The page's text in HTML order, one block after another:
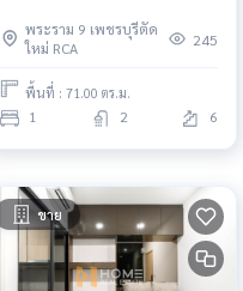
SALE), ลุมพินี เพลส พระราม 9 - รัช
ดา / 1 ห้องนอน + ห้องอเนกประสงค์
(ขาย) JSMN082
พระราม 9 เพชรบุรีตัด
ใหม่ RCA
245
พื้นที่ : 71.00 ตร.ม.
1 2 6
ขาย